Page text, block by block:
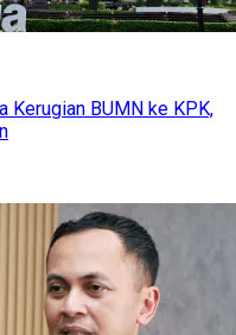
Kerugian BUMN ke KPK,